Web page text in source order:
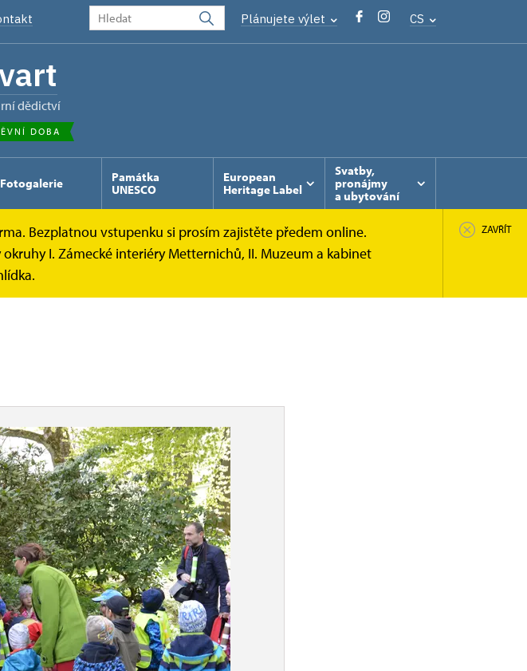
Plánujete výlet CS
dědictví
DOBA
Fotogalerie
Památka
UNESCO
European
Heritage Label
Svatby,
pronájmy
a ubytování
Bezplatnou vstupenku si prosím zajistěte předem online.
I. Zámecké interiéry Metternichů, II. Muzeum a kabinet
ZAVŘÍT